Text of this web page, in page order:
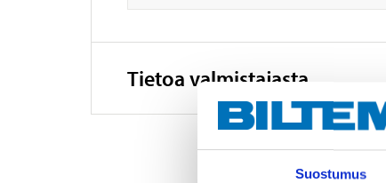
Suostumus
Tietoa valmistajasta